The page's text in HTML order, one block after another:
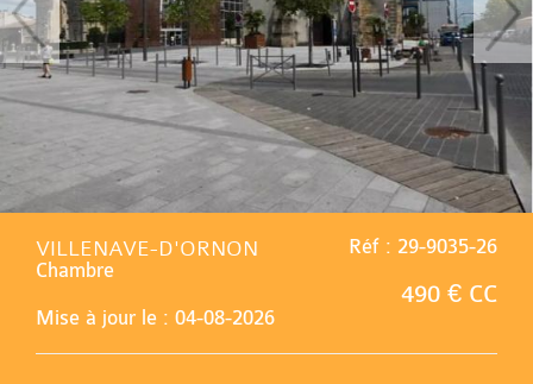
Réf : 29-9035-26
490 € CC
VILLENAVE-D'ORNON
Chambre
Mise à jour le : 04-08-2026